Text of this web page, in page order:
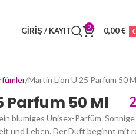
GIRIŞ / KAYIT 0 0,00€
Martin Lion U 25 Parfum 50
Parfum 50 Ml
blumiges Unisex-Parfüm.
und Leben. Der Duft beginnt mit